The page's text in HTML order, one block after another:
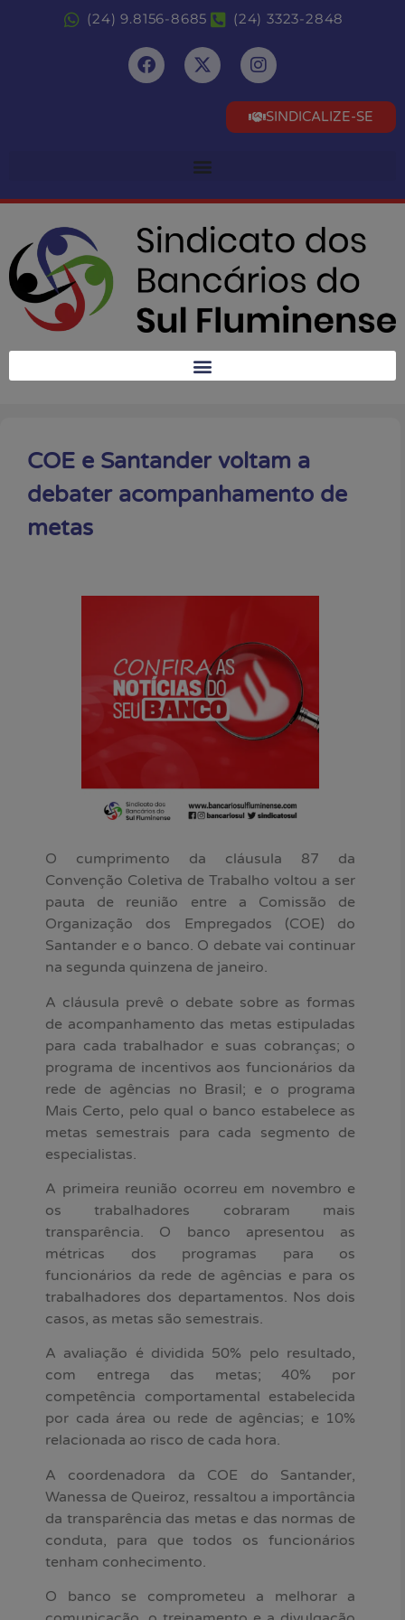
(24) 9.8156-8685 (24) 3323-2848
SINDICALIZE-SE
COE e Santander voltam a
debater acompanhamento de
metas
O cumprimento da cláusula 87 da
Convenção Coletiva de Trabalho voltou a ser
pauta de reunião entre a Comissão de
Organização dos Empregados (COE) do
Santander e o banco. O debate vai continuar
na segunda quinzena de janeiro.
A cláusula prevê o debate sobre as formas
de acompanhamento das metas estipuladas
para cada trabalhador e suas cobranças; o
programa de incentivos aos funcionários da
rede de agências no Brasil; e o programa
Mais Certo, pelo qual o banco estabelece as
metas semestrais para cada segmento de
especialistas.
A primeira reunião ocorreu em novembro e
os trabalhadores cobraram mais
transparência. O banco apresentou as
métricas dos programas para os
funcionários da rede de agências e para os
trabalhadores dos departamentos. Nos dois
casos, as metas são semestrais.
A avaliação é dividida 50% pelo resultado,
com entrega das metas; 40% por
competência comportamental estabelecida
por cada área ou rede de agências; e 10%
relacionada ao risco de cada hora.
A coordenadora da COE do Santander,
Wanessa de Queiroz, ressaltou a importância
da transparência das metas e das normas de
conduta, para que todos os funcionários
tenham conhecimento.
O banco se comprometeu a melhorar a